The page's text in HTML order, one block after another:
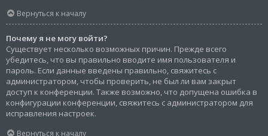
Вернуться к началу
Почему я не могу войти?
Существует несколько возможных причин. Прежде всего
убедитесь, что вы правильно вводите имя пользователя и
пароль. Если данные введены правильно, свяжитесь с
администратором, чтобы проверить, не был ли вам закрыт
доступ к конференции. Также возможно, что допущена ошибка в
конфигурации конференции, свяжитесь с администратором для
исправления настроек.
Вернуться к началу